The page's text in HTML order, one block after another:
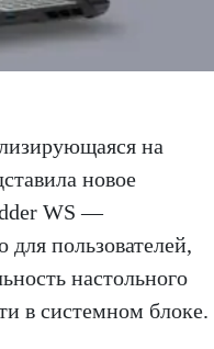
на
новое
WS —
для пользователей,
настольного
в системном блоке.